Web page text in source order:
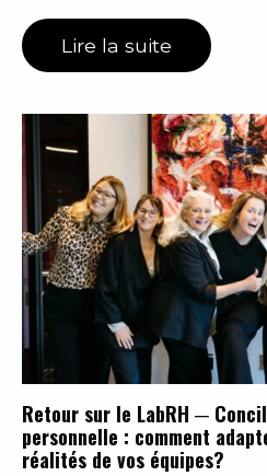
Lire la suite
Retour sur le LabRH ─
personnelle : comment
réalités de vos équipes?